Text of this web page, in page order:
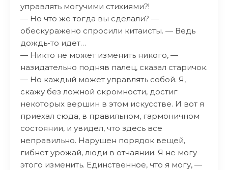
управлять могучими стихиями?!
— Но что же тогда вы сделали? —
обескуражено спросили китаисты. — Ведь
дождь-то идет…
— Никто не может изменить никого, —
назидательно подняв палец, сказал старичок.
— Но каждый может управлять собой. Я,
скажу без ложной скромности, достиг
некоторых вершин в этом искусстве. И вот я
приехал сюда, в правильном, гармоничном
состоянии, и увидел, что здесь все
неправильно. Нарушен порядок вещей,
гибнет урожай, люди в отчаянии. Я не могу
этого изменить. Единственное, что я могу, —